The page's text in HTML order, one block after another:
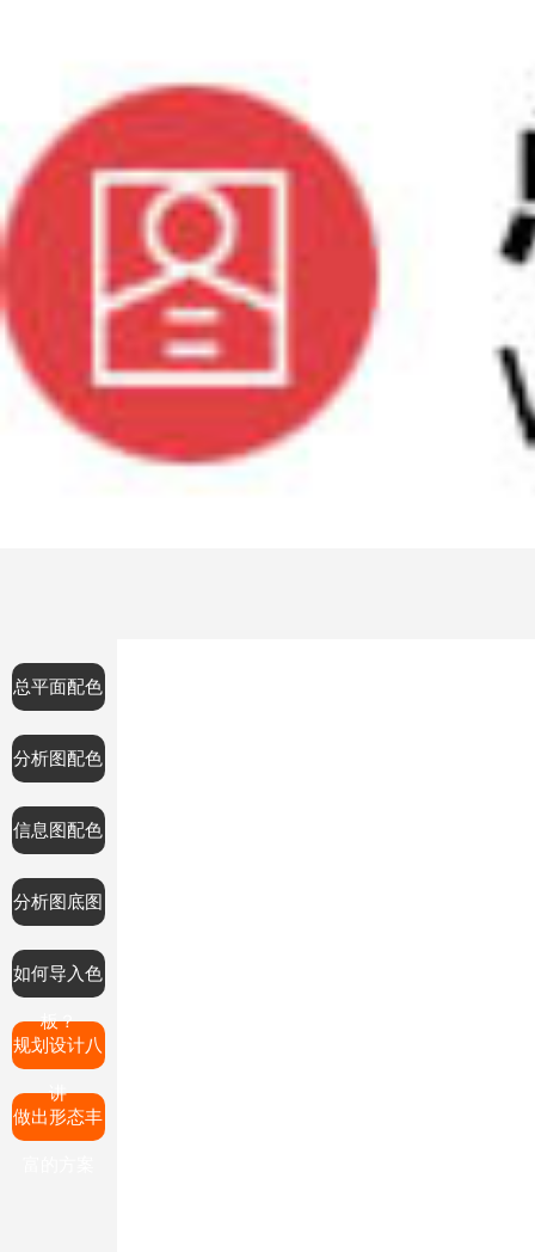
总平面配色
分析图配色
信息图配色
分析图底图
如何导入色
板？
规划设计八
讲
做出形态丰